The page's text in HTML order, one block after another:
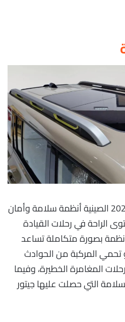
تحمل سيارة جيتور تي تو 2025 الصينية أنظمة سلامة وأمان
الراحة في رحلات القيادة
بصورة متكاملة تساعد
تحمي المركبة من الحوادث
المغامرة الخطيرة، وفيما
التي حصلت عليها جيتور